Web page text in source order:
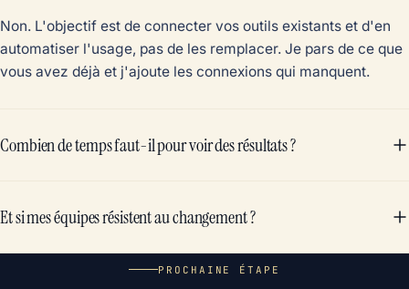
Non. L'objectif est de connecter vos outils existants et d'en
automatiser l'usage, pas de les remplacer. Je pars de ce que
vous avez déjà et j'ajoute les connexions qui manquent.
Combien de temps faut-il pour voir des résultats ?
Et si mes équipes résistent au changement ?
PROCHAINE ÉTAPE